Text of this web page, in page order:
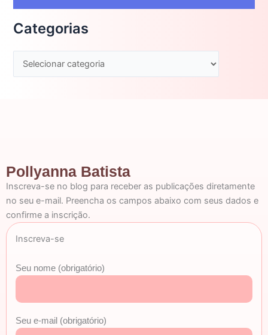
Categorias
Pollyanna Batista
Inscreva-se no blog para receber as publicações diretamente
no seu e-mail. Preencha os campos abaixo com seus dados e
confirme a inscrição.
Inscreva-se
Seu nome (obrigatório)
Seu e-mail (obrigatório)